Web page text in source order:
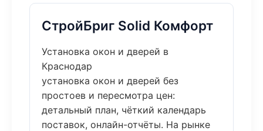
СтройБриг Solid Комфорт
Установка окон и дверей в
Краснодар
установка окон и дверей без
простоев и пересмотра цен:
детальный план, чёткий календарь
поставок, онлайн-отчёты. На рынке